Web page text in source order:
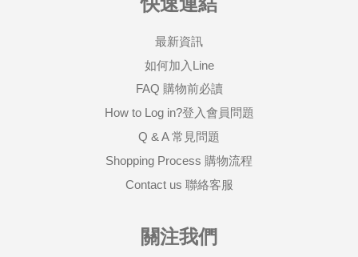
最新資訊
如何加入Line
FAQ 購物前必讀
How to Log in?登入會員問題
Q & A 常見問題
Shopping Process 購物流程
Contact us 聯絡客服
關注我們